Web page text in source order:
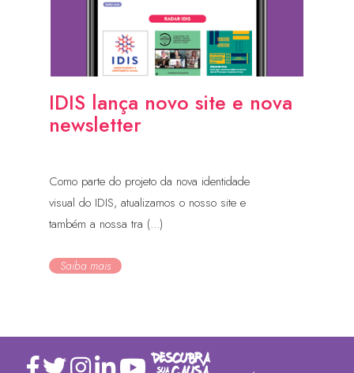
IDIS lança novo site e nova
newsletter
Como parte do projeto da nova identidade
visual do IDIS, atualizamos o nosso site e
também a nossa tra (...)
Saiba mais